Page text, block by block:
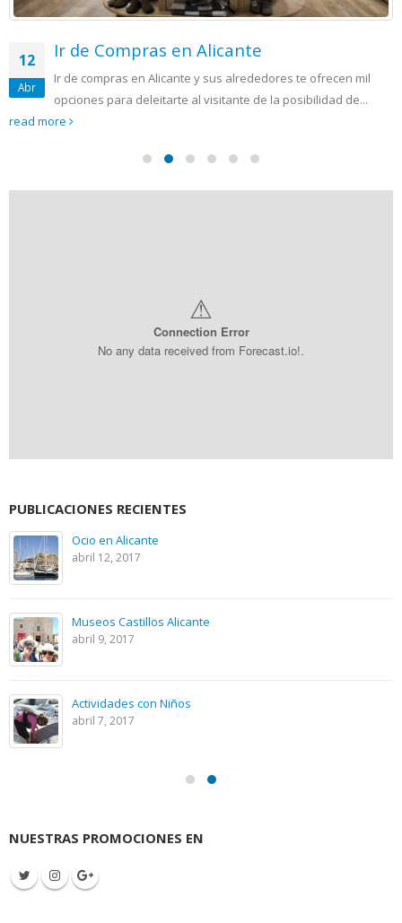
12
Abr
Ir de Compras en Alicante
Ir de compras en Alicante y sus alrededores te ofrecen mil
opciones para deleitarte al visitante de la posibilidad de...
read more
⚠
Connection Error
No any data received from Forecast.io!.
PUBLICACIONES RECIENTES
Ocio en Alicante
abril 12, 2017
Museos Castillos Alicante
abril 9, 2017
Actividades con Niños
abril 7, 2017
NUESTRAS PROMOCIONES EN